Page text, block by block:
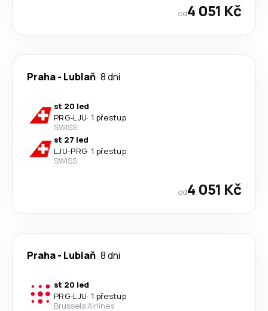
od4 051 Kč
Praha- Lublaň 8 dni
st 20 led
PRG-LJU· 1 přestup
SWISS
st 27 led
LJU-PRG· 1 přestup
SWISS
od4 051 Kč
Praha- Lublaň 8 dni
st 20 led
PRG-LJU· 1 přestup
Brussels Airlines